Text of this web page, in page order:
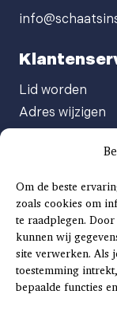
Om de beste
zoals cookies om
te raadplegen.
kunnen wij
site verwerken. Als
toestemming
bepaalde functies
Lid worden
Adres wijzigen
Abonnement
Afgeven
Factuur betalen
Overige vragen
Adverteren